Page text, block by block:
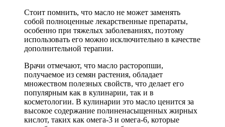
Стоит помнить, что масло не может заменять
собой полноценные лекарственные препараты,
особенно при тяжелых заболеваниях, поэтому
использовать его можно исключительно в качестве
дополнительной терапии.
Врачи отмечают, что масло расторопши,
получаемое из семян растения, обладает
множеством полезных свойств, что делает его
популярным как в кулинарии, так и в
косметологии. В кулинарии это масло ценится за
высокое содержание полиненасыщенных жирных
кислот, таких как омега-3 и омега-6, которые